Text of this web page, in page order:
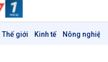
Thế giới Kinh tế Nông nghiệp